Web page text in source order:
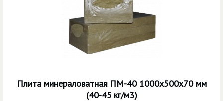
Плита минераловатная ПМ-40 1000х500х70 мм
(40-45 кг/м3)